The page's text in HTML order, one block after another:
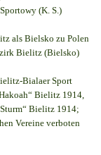
(K. S.)
als Bielsko zu Polen
Bielitz (Bielsko)
Bialaer Sport
Bielitz 1914,
Bielitz 1914;
Vereine verboten